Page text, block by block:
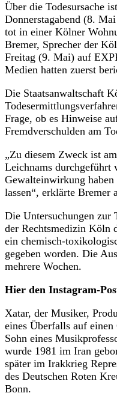
Über die Todesursache
Donnerstagabend (8.
tot in einer Kölner
Bremer, Sprecher der
Freitag (9. Mai) auf
Medien hatten zuerst
Die Staatsanwaltschaft
Frage, ob es Hinweise
Fremdverschulden am
„Zu diesem Zweck ist
Leichnams durchgeführt
Gewalteinwirkung
lassen“, erklärte Bremer
Die Untersuchungen zur
der Rechtsmedizin Köln
ein chemisch-
gegeben worden. Die
mehrere Wochen.
Hier den Instagram-
Xatar, der Musiker,
eines Überfalls auf
Sohn eines
wurde 1981 im Iran
später im Irakkrieg
des Deutschen Roten
Bonn.